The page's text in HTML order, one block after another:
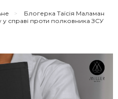
>
Блогерка Таїсія Маламан
справі проти полковника ЗСУ